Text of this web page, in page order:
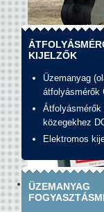
KIJELZŐK
Üzemanyag
átfolyásmérők
Átfolyásmérők
közegekhez
Elektromos
ÜZEMANYAG